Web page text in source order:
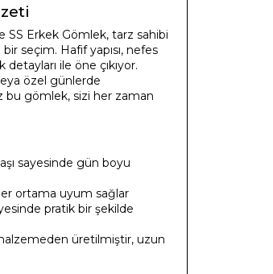
SS Erkek Gömlek, tarz sahibi
seçim. Hafif yapısı, nefes
detayları ile öne çıkıyor.
özel günlerde
bu gömlek, sizi her zaman
sayesinde gün boyu
her ortama uyum sağlar
pratik bir şekilde
üretilmiştir, uzun